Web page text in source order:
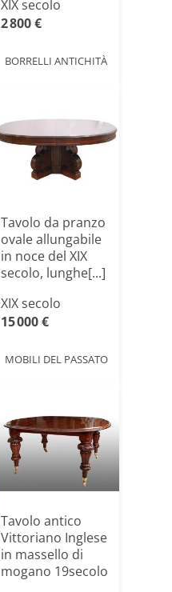
XIX secolo
2 800 €
BORRELLI ANTICHITÀ
Tavolo da pranzo
ovale allungabile
in noce del XIX
secolo, lunghe[...]
XIX secolo
15 000 €
MOBILI DEL PASSATO
Tavolo antico
Vittoriano Inglese
in massello di
mogano 19secolo